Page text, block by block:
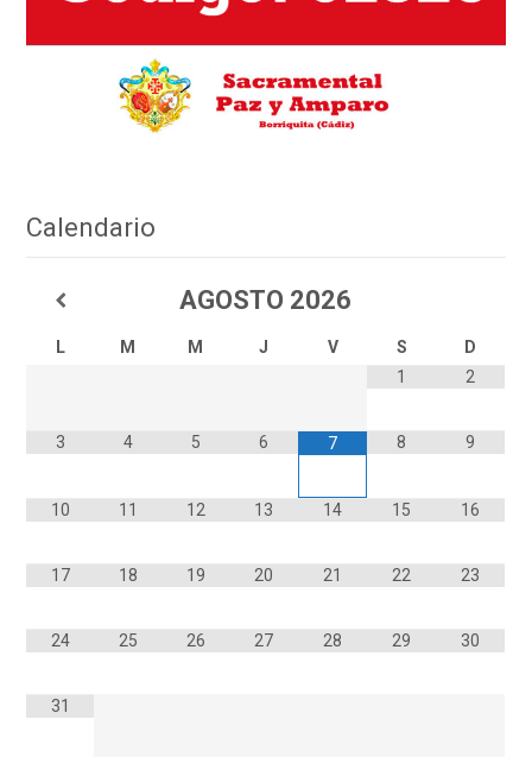
Calendario
AGOSTO 2026
L M M J V S
D
1
2
3 4 5 6 7 8 9
10 11 12 13 14 15 16
17 18 19 20 21 22 23
24 25 26 27 28 29 30
31